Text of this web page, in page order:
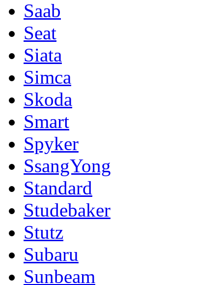
Saab
Seat
Siata
Simca
Skoda
Smart
Spyker
SsangYong
Standard
Studebaker
Stutz
Subaru
Sunbeam